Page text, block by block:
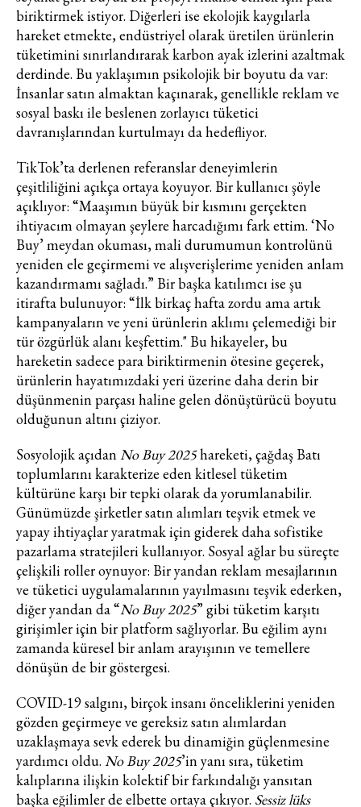
Haftalık E-Bülten
Moda dünyasında neler oluyor? Yeni
fikirler, öne çıkan koleksiyonlar, en
vogue trendler, ünlülerden güzelllik
sırları ve en popüler partilerden
haberdar olmak için haftalık e-
biriktirmek istiyor. Diğerleri ise ekolojik kaygılarla
hareket etmekte, endüstriyel olarak üretilen ürünlerin
tüketimini sınırlandırarak karbon ayak izlerini azaltmak
derdinde. Bu yaklaşımın psikolojik bir boyutu da var:
İnsanlar satın almaktan kaçınarak, genellikle reklam ve
sosyal baskı ile beslenen zorlayıcı tüketici
davranışlarından kurtulmayı da hedefliyor.
TikTok’ta derlenen referanslar deneyimlerin
çeşitliliğini açıkça ortaya koyuyor. Bir kullanıcı şöyle
açıklıyor: “Maaşımın büyük bir kısmını gerçekten
ihtiyacım olmayan şeylere harcadığımı fark ettim. ‘No
Buy’ meydan okuması, mali durumumun kontrolünü
yeniden ele geçirmemi ve alışverişlerime yeniden anlam
kazandırmamı sağladı.” Bir başka katılımcı ise şu
itirafta bulunuyor: “İlk birkaç hafta zordu ama artık
kampanyaların ve yeni ürünlerin aklımı çelemediği bir
tür özgürlük alanı keşfettim." Bu hikayeler, bu
hareketin sadece para biriktirmenin ötesine geçerek,
ürünlerin hayatımızdaki yeri üzerine daha derin bir
düşünmenin parçası haline gelen dönüştürücü boyutu
olduğunun altını çiziyor.
Sosyolojik açıdanNo Buy 2025hareketi, çağdaş Batı
toplumlarını karakterize eden kitlesel tüketim
kültürüne karşı bir tepki olarak da yorumlanabilir.
Günümüzde şirketler satın alımları teşvik etmek ve
yapay ihtiyaçlar yaratmak için giderek daha sofistike
pazarlama stratejileri kullanıyor. Sosyal ağlar bu süreçte
çelişkili roller oynuyor: Bir yandan reklam mesajlarının
ve tüketici uygulamalarının yayılmasını teşvik ederken,
diğer yandan da “No Buy 2025” gibi tüketim karşıtı
girişimler için bir platform sağlıyorlar. Bu eğilim aynı
zamanda küresel bir anlam arayışının ve temellere
dönüşün de bir göstergesi.
COVID-19 salgını, birçok insanı önceliklerini yeniden
gözden geçirmeye ve gereksiz satın alımlardan
uzaklaşmaya sevk ederek bu dinamiğin güçlenmesine
yardımcı oldu. No Buy 2025’in yanı sıra, tüketim
kalıplarına ilişkin kolektif bir farkındalığı yansıtan
başka eğilimler de elbette ortaya çıkıyor. Sessiz lüks